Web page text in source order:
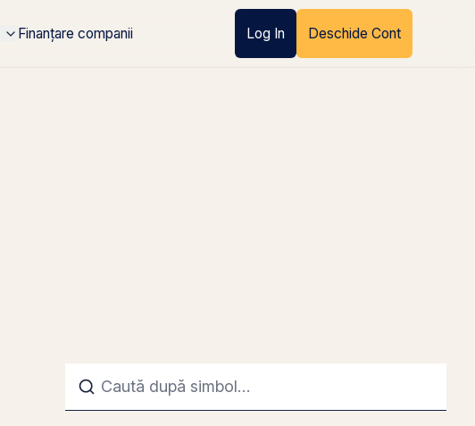
Finanțare companii Log In Deschide Cont